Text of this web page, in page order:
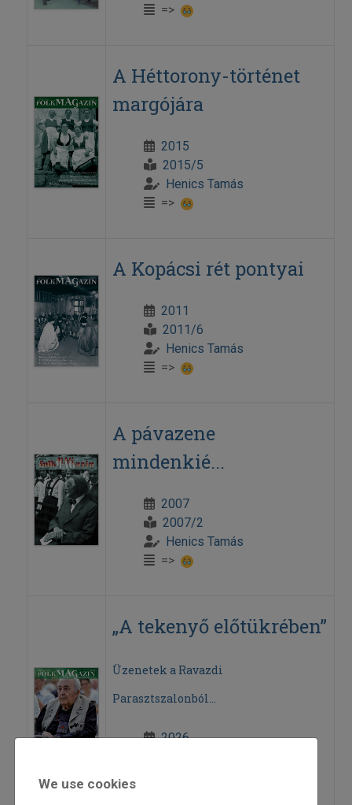
=>
A Héttorony-történet
margójára
2015
2015/5
Henics Tamás
=>
A Kopácsi rét pontyai
2011
2011/6
Henics Tamás
=>
A pávazene
mindenkié...
2007
2007/2
Henics Tamás
=>
„A tekenyő előtükrében”
Üzenetek a Ravazdi
Parasztszalonból...
2026
We use cookies